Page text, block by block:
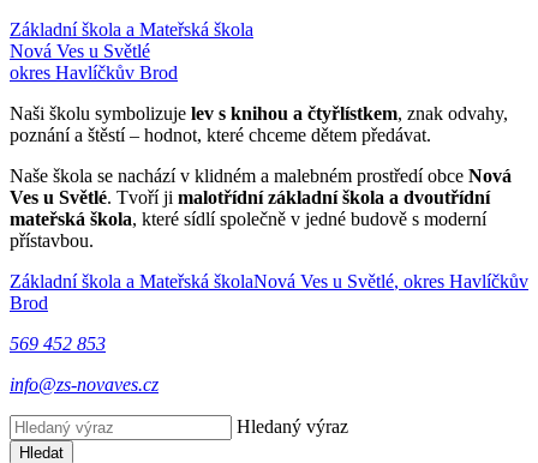
Základní škola a Mateřská škola
Nová Ves u Světlé
okres Havlíčkův Brod
Naši školu symbolizuje lev s knihou a čtyřlístkem, znak odvahy,
poznání a štěstí – hodnot, které chceme dětem předávat.
Naše škola se nachází v klidném a malebném prostředí obce Nová
Ves u Světlé. Tvoří ji malotřídní základní škola a dvoutřídní
mateřská škola, které sídlí společně v jedné budově s moderní
přístavbou.
Základní škola a Mateřská školaNová Ves u Světlé, okres Havlíčkův
Brod
569 452 853
info@zs-novaves.cz
Hledaný výraz
Hledat